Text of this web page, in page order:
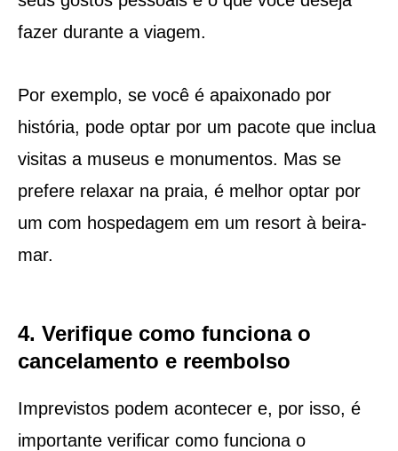
fazer durante a viagem.
Por exemplo, se você é apaixonado por
história, pode optar por um pacote que inclua
visitas a museus e monumentos. Mas se
prefere relaxar na praia, é melhor optar por
um com hospedagem em um resort à beira-
mar.
4. Verifique como funciona o
cancelamento e reembolso
Imprevistos podem acontecer e, por isso, é
importante verificar como funciona o